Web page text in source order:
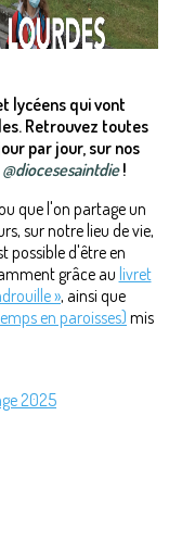
lycéens qui vont
Retrouvez toutes
par jour, sur nos
@diocesesaintdie!
que l'on partage un
sur notre lieu de vie,
possible d'être en
grâce au livret
», ainsi que
en paroisses) mis
2025